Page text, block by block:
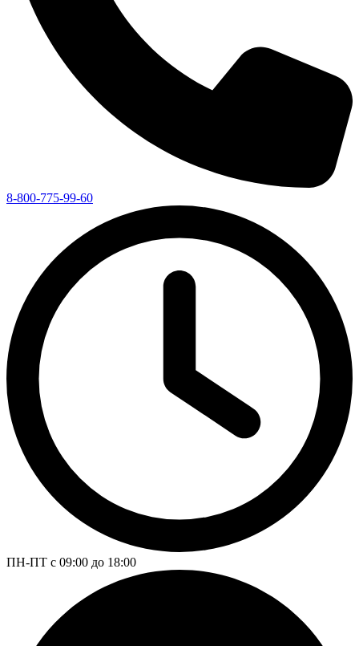
8-800-775-99-60
ПН-ПТ с 09:00 до 18:00